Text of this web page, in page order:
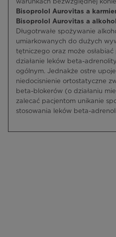
warunkach bezwzględnej
Bisoprolol Aurovitas a
Bisoprolol Aurovitas a
Długotrwałe spożywanie
umiarkowanych do dużych
tętniczego oraz może
działanie leków beta-
ogólnym. Jednakże ostre
niedocisnienie ortostatyczne
beta-blokerów (o działaniu
zalecać pacjentom unikanie
stosowania leków beta-